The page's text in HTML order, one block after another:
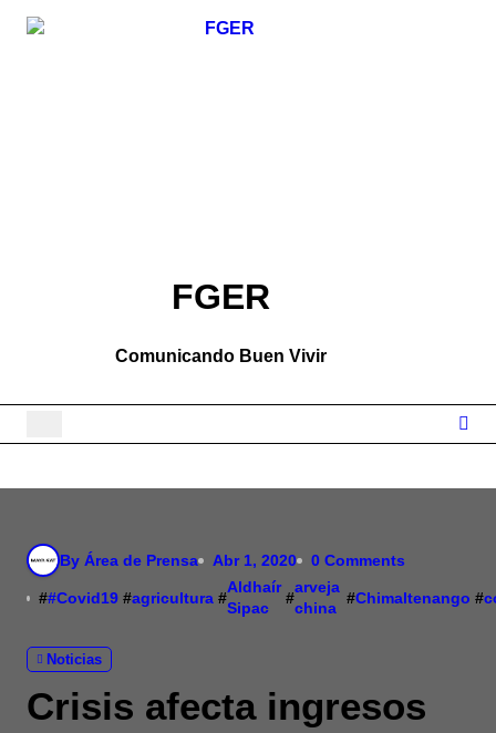
FGER
Comunicando Buen Vivir
By Área de Prensa Abr 1, 2020 0 Comments
##Covid19 #agricultura #
Aldhaír
Sipac
#
arveja
china
#Chimaltenango #
Noticias
Crisis afecta ingresos